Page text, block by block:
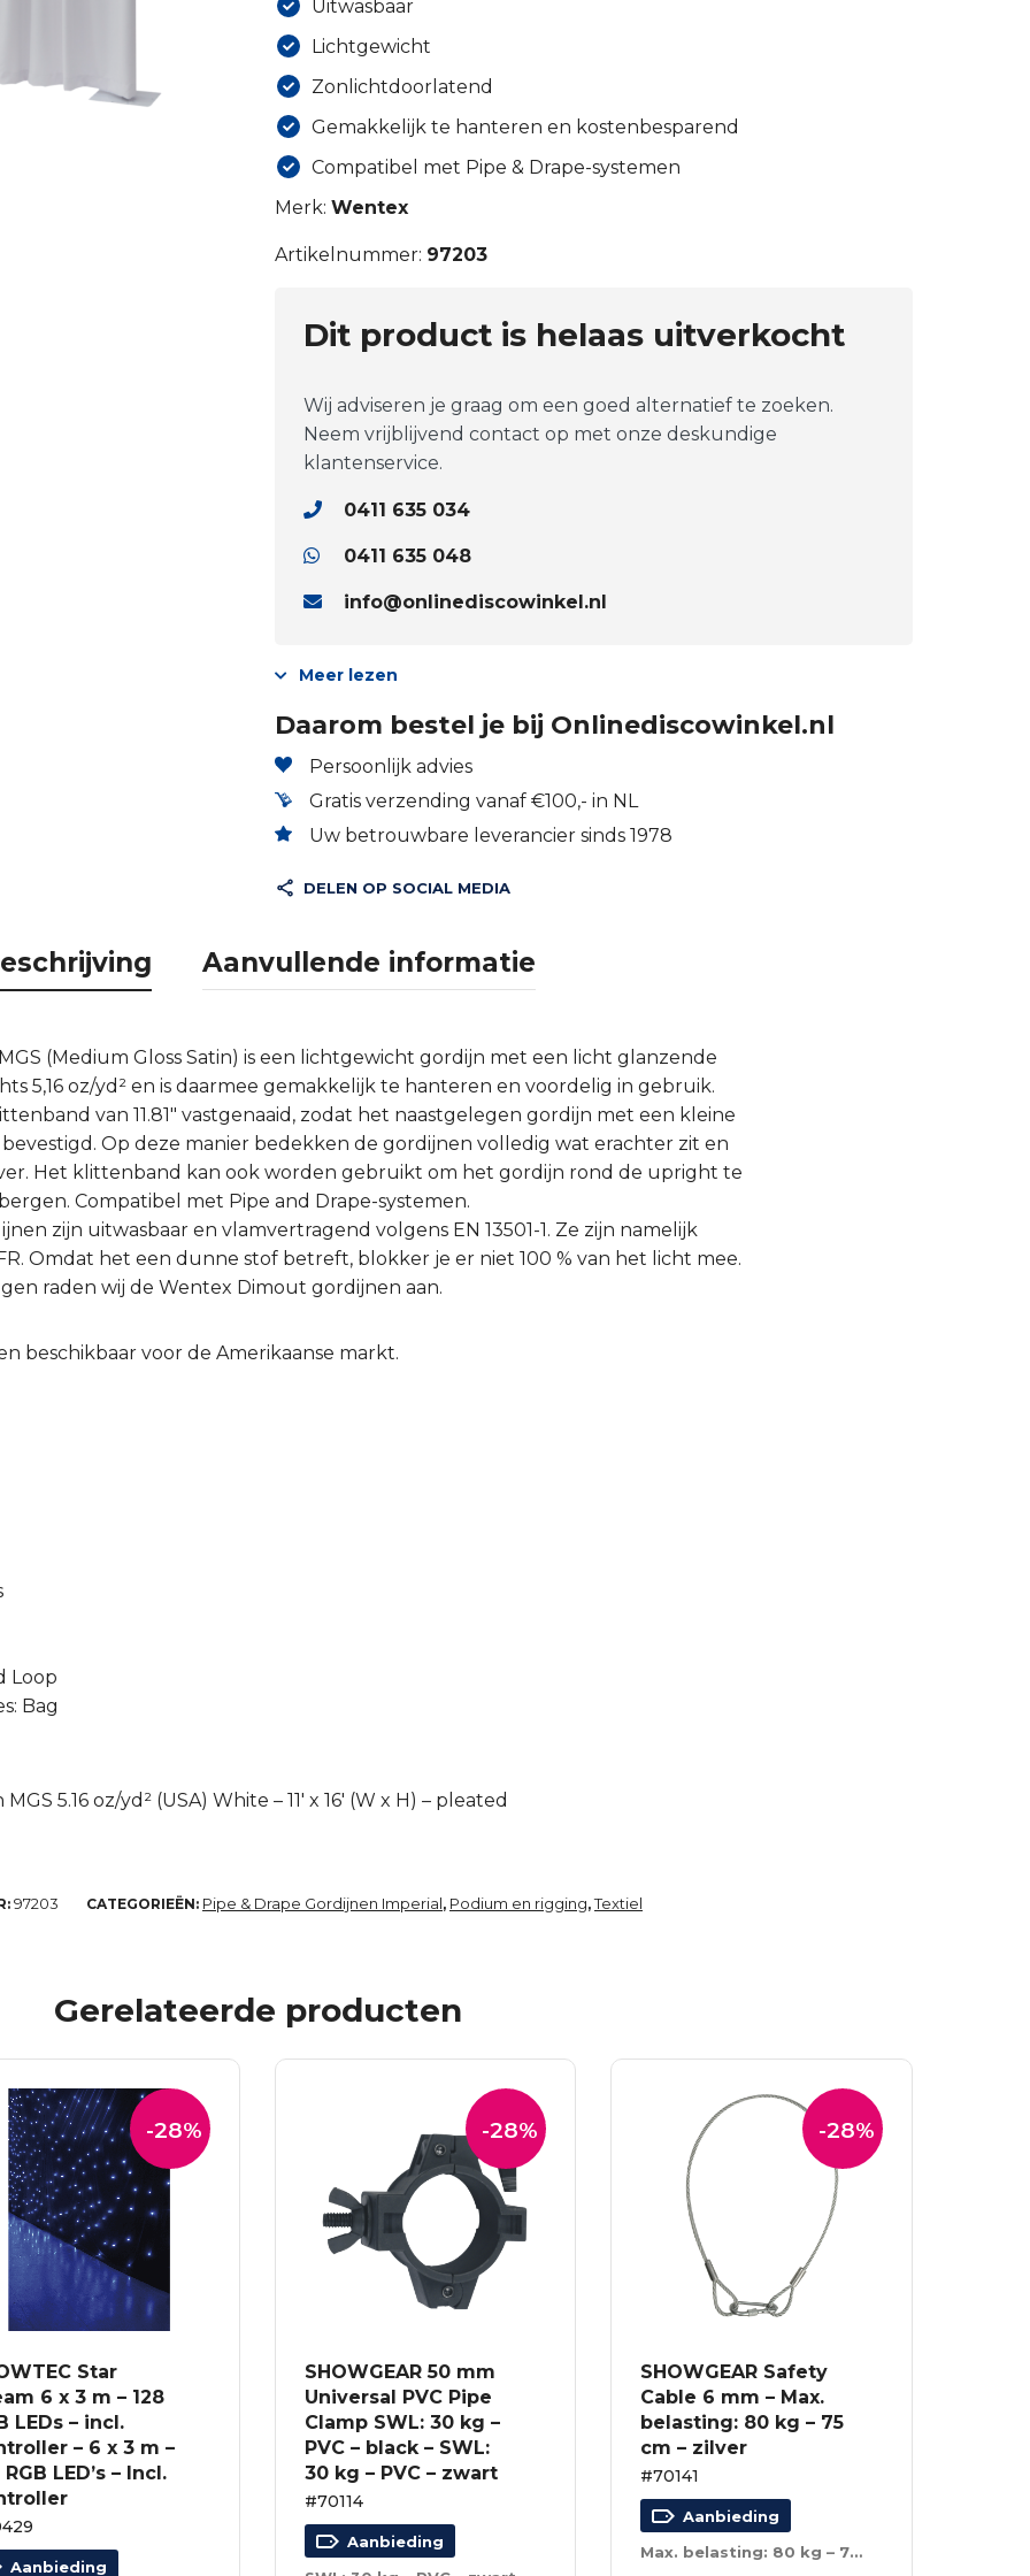
Uitwasbaar
Lichtgewicht
Zonlichtdoorlatend
Gemakkelijk te hanteren en kostenbesparend
Compatibel met Pipe & Drape-systemen
Merk: Wentex
Artikelnummer: 97203
Dit product is helaas uitverkocht
Wij adviseren je graag om een goed alternatief te zoeken.
Neem vrijblijvend contact op met onze deskundige
klantenservice.
0411 635 034
0411 635 048
info@onlinediscowinkel.nl
Meer lezen
Daarom bestel je bij Onlinediscowinkel.nl
Persoonlijk advies
Gratis verzending vanaf €100,- in NL
Uw betrouwbare leverancier sinds 1978
DELEN OP SOCIAL MEDIA
Aanvullende informatie
(Medium Gloss Satin) is een lichtgewicht gordijn met een licht glanzende
5,16 oz/yd² en is daarmee gemakkelijk te hanteren en voordelig in gebruik.
van 11.81″ vastgenaaid, zodat het naastgelegen gordijn met een kleine
Op deze manier bedekken de gordijnen volledig wat erachter zit en
Het klittenband kan ook worden gebruikt om het gordijn rond de upright te
Compatibel met Pipe and Drape-systemen.
zijn uitwasbaar en vlamvertragend volgens EN 13501-1. Ze zijn namelijk
Omdat het een dunne stof betreft, blokker je er niet 100 % van het licht mee.
raden wij de Wentex Dimout gordijnen aan.
beschikbaar voor de Amerikaanse markt.
Loop
Bag
5.16 oz/yd² (USA) White – 11′ x 16′ (W x H) – pleated
97203 CATEGORIEËN: Pipe & Drape Gordijnen Imperial, Podium en rigging,Textiel
Gerelateerde producten
-28%
Star
6 x 3 m – 128
LEDs – incl.
– 6 x 3 m –
RGB LED’s – Incl.
Aanbieding
-28%
SHOWGEAR 50 mm
Universal PVC Pipe
Clamp SWL: 30 kg –
PVC – black – SWL:
30 kg – PVC – zwart
#70114
Aanbieding
-28%
SHOWGEAR Safety
Cable 6 mm – Max.
belasting: 80 kg – 75
cm – zilver
#70141
Aanbieding
Max. belasting: 80 kg – 75 cm – zilver